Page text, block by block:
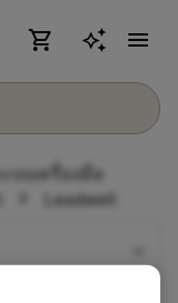
shopping_cart menu
ระบบเครื่องมือ
Leadwell